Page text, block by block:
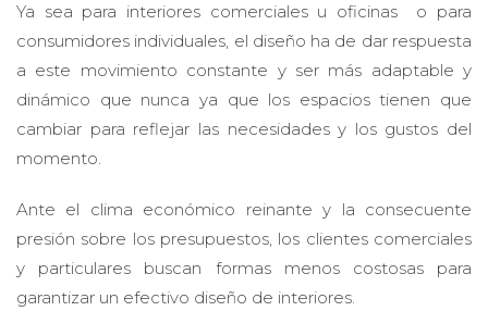
Ya sea para interiores comerciales u oficinas o para
consumidores individuales, el diseño ha de dar respuesta
a este movimiento constante y ser más adaptable y
dinámico que nunca ya que los espacios tienen que
cambiar para reflejar las necesidades y los gustos del
momento.
Ante el clima económico reinante y la consecuente
presión sobre los presupuestos, los clientes comerciales
y particulares buscan formas menos costosas para
garantizar un efectivo diseño de interiores.